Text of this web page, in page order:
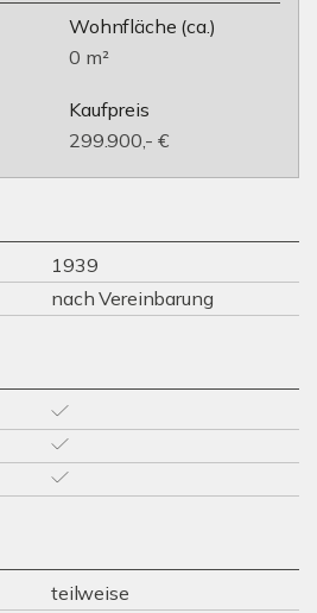
Wohnfläche (ca.)
0 m²
Kaufpreis
299.900,- €
1939
nach Vereinbarung
teilweise